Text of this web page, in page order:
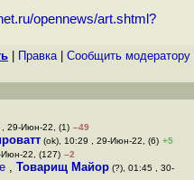
opennews/art.shtml?
Правка| Cообщить модератору
, 29-Июн-22, (1) –49
(ok), 10:29 , 29-Июн-22, (6) +5
22, (127) –2
, Товарищ Майор(?), 01:45 , 30-